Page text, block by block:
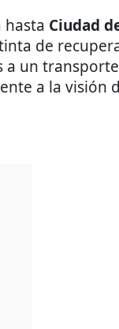
hasta Ciudad
de
a un
a la visión